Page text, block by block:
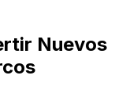
Nuevos